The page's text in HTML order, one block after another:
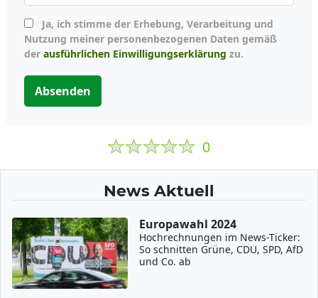
Nutzung meiner personenbezogenen Daten gemäß
der ausführlichen Einwilligungserklärung zu.
Absenden
0
News Aktuell
Europawahl 2024
Hochrechnungen im News-Ticker:
So schnitten Grüne, CDU, SPD, AfD
und Co. ab